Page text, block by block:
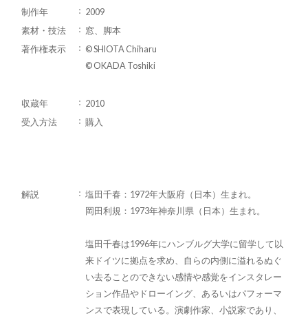
制作年
2009
素材・技法
窓、脚本
著作権表示
© SHIOTA Chiharu
© OKADA Toshiki
収蔵年
2010
受入方法
購入
解説
塩田千春：1972年大阪府（日本）生まれ。
岡田利規：1973年神奈川県（日本）生まれ。
塩田千春は1996年にハンブルグ大学に留学して以
来ドイツに拠点を求め、自らの内側に溢れるぬぐ
い去ることのできない感情や感覚をインスタレー
ション作品やドローイング、あるいはパフォーマ
ンスで表現している。演劇作家、小説家であり、